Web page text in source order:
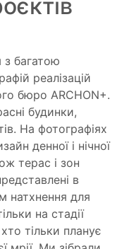
багатою
реалізацій
бюро ARCHON+.
будинки,
На фотографіях
денної і нічної
терас і зон
в
натхнення для
на стадії
тільки планує